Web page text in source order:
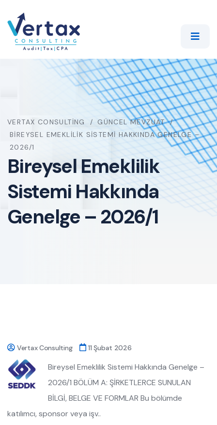
VERTAX CONSULTING
GÜNCEL MEVZUAT
BIREYSEL EMEKLILIK SISTEMI HAKKINDA GENELGE –
2026/1
Bireysel Emeklilik
Sistemi Hakkında
Genelge – 2026/1
Vertax Consulting 11 Şubat 2026
Bireysel Emeklilik Sistemi Hakkında Genelge –
2026/1 BÖLÜM A: ŞİRKETLERCE SUNULAN
BİLGİ, BELGE VE FORMLAR Bu bölümde
katılımcı, sponsor veya işv..